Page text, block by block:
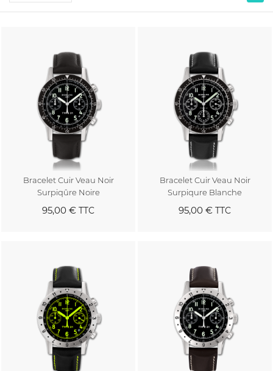
Bracelet Cuir Veau Noir
Surpiqûre Noire
95,00 € TTC
Bracelet Cuir Veau Noir
Surpiqure Blanche
95,00 € TTC